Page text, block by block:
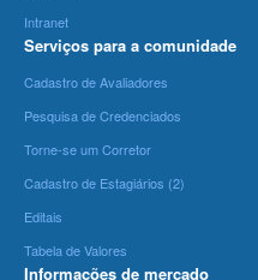
Intranet
Serviços para a comunidade
Cadastro de Avaliadores
Pesquisa de Credenciados
Torne-se um Corretor
Cadastro de Estagiários (2)
Editais
Tabela de Valores
Informações de mercado